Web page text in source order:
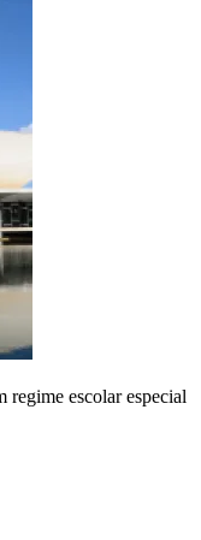
regime escolar especial